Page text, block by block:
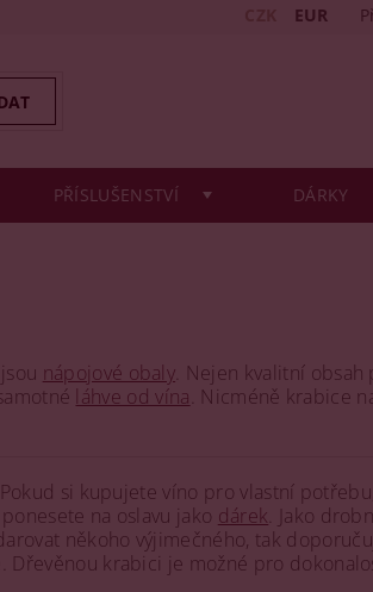
EUR
PŘÍSLUŠENSTVÍ DÁRKY
nápojové obaly . Nejen kvalitní
láhve od vína . Nicméně krabice
si kupujete víno pro vlastní
na oslavu jako dárek . Jako
někoho výjimečného, tak
Dřevěnou krabici je možné pro